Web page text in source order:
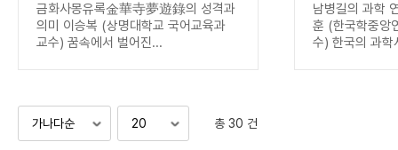
금화사몽유록金華寺夢遊錄의 성격과
의미 이승복 (상명대학교 국어교육과
교수) 꿈속에서 벌어진...
남병길의 과학
훈 (한국학중앙
수) 한국의 과학
총 30 건